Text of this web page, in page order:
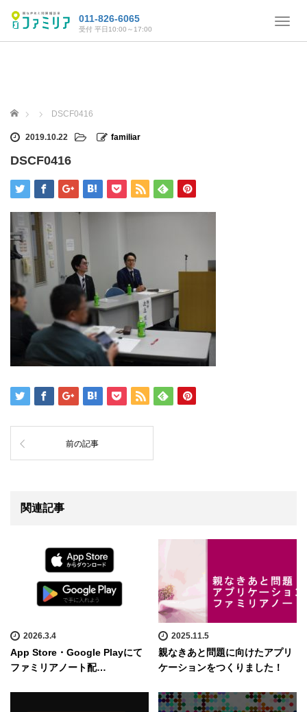
T
011-826-6065
受付 平日10:00～17:00
ホーム DSCF0416
2019.10.22 familiar
DSCF0416
前の記事
関連記事
2026.3.4
App Store・Google Playにて
ファミリアノート配…
2025.11.5
親なきあと問題に向けたアプリ
ケーションをつくりました！